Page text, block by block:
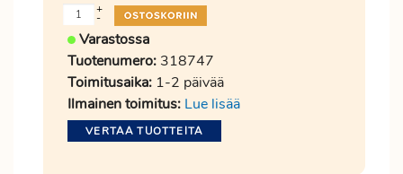
-
+
Varastossa
Tuotenumero: 318747
Toimitusaika: 1-2 päivää
Ilmainen toimitus: Lue lisää
VERTAA TUOTTEITA